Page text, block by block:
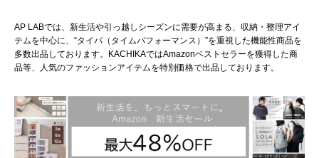
AP LABでは、新生活や引っ越しシーズンに需要が高まる、収納・整理アイ
テムを中心に、“タイパ（タイムパフォーマンス）”を重視した機能性商品を
多数出品しております。KACHIKAではAmazonベストセラーを獲得した商
品等、人気のファッションアイテムを特別価格で出品しております。